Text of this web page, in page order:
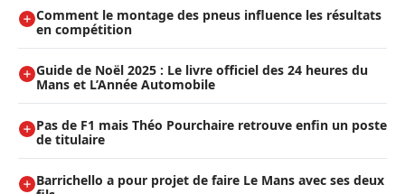
Comment le montage des pneus influence les résultats
en compétition
Guide de Noël 2025 : Le livre officiel des 24 heures du
Mans et L’Année Automobile
Pas de F1 mais Théo Pourchaire retrouve enfin un poste
de titulaire
Barrichello a pour projet de faire Le Mans avec ses deux